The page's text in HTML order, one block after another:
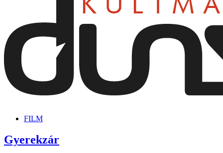
FILM
Gyerekzár